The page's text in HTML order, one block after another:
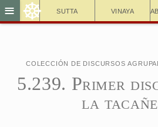
Sutta Vinaya
≡ ☸
Colección de discursos
5.239. Primer
la